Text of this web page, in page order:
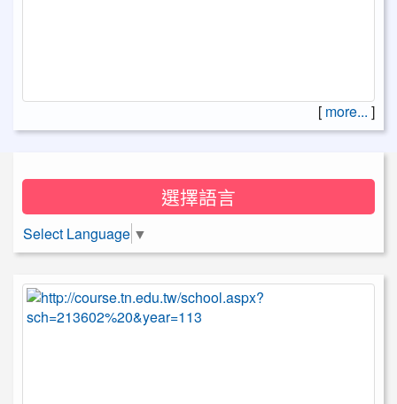
[ more... ]
選擇語言
Select Language ▼